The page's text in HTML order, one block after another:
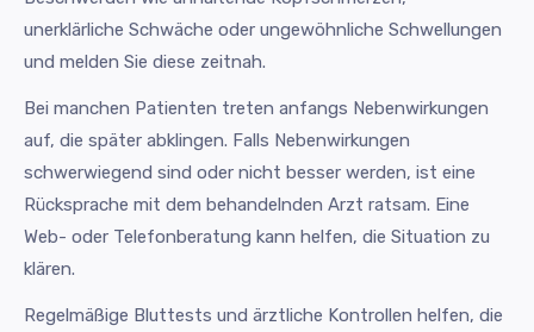
unerklärliche Schwäche oder ungewöhnliche Schwellungen
und melden Sie diese zeitnah.
Bei manchen Patienten treten anfangs Nebenwirkungen
auf, die später abklingen. Falls Nebenwirkungen
schwerwiegend sind oder nicht besser werden, ist eine
Rücksprache mit dem behandelnden Arzt ratsam. Eine
Web- oder Telefonberatung kann helfen, die Situation zu
klären.
Regelmäßige Bluttests und ärztliche Kontrollen helfen, die